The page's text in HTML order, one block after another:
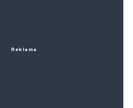
Reklama